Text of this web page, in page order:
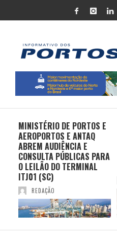
MINISTÉRIO DE PORTOS E
AEROPORTOS E ANTAQ
ABREM AUDIÊNCIA E
CONSULTA PÚBLICAS PARA
O LEILÃO DO TERMINAL
ITJ01 (SC)
REDAÇÃO